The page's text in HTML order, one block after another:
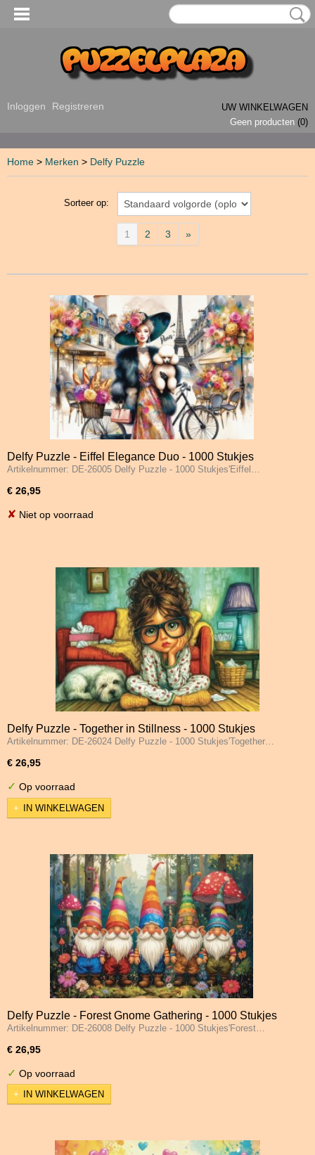
Inloggen Registreren
UW WINKELWAGEN
Geen producten (0)
Home > Merken > Delfy Puzzle
Sorteer op:
1 2 3 »
Delfy Puzzle - Eiffel Elegance Duo - 1000 Stukjes
Artikelnummer: DE-26005 Delfy Puzzle - 1000 Stukjes'Eiffel…
€ 26,95
✘ Niet op voorraad
Delfy Puzzle - Together in Stillness - 1000 Stukjes
Artikelnummer: DE-26024 Delfy Puzzle - 1000 Stukjes'Together…
€ 26,95
✓ Op voorraad
IN WINKELWAGEN
Delfy Puzzle - Forest Gnome Gathering - 1000 Stukjes
Artikelnummer: DE-26008 Delfy Puzzle - 1000 Stukjes'Forest…
€ 26,95
✓ Op voorraad
IN WINKELWAGEN